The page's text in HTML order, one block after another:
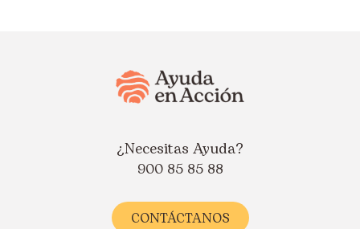
¿Necesitas Ayuda?
900 85 85 88
CONTÁCTANOS